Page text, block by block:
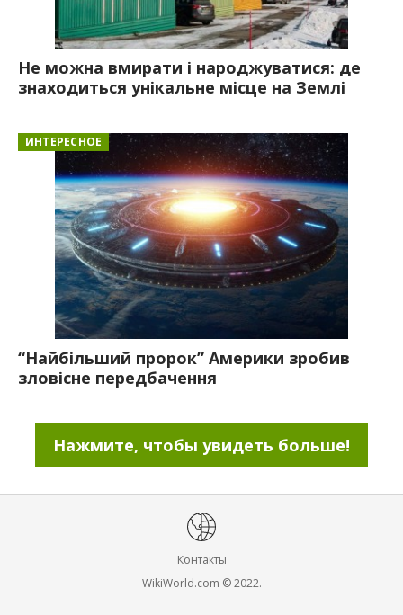
Не можна вмирати і народжуватися: де
знаходиться унікальне місце на Землі
ИНТЕРЕСНОЕ
“Найбільший пророк” Америки зробив
зловісне передбачення
Нажмите, чтобы увидеть больше!
Контакты
WikiWorld.com © 2022.